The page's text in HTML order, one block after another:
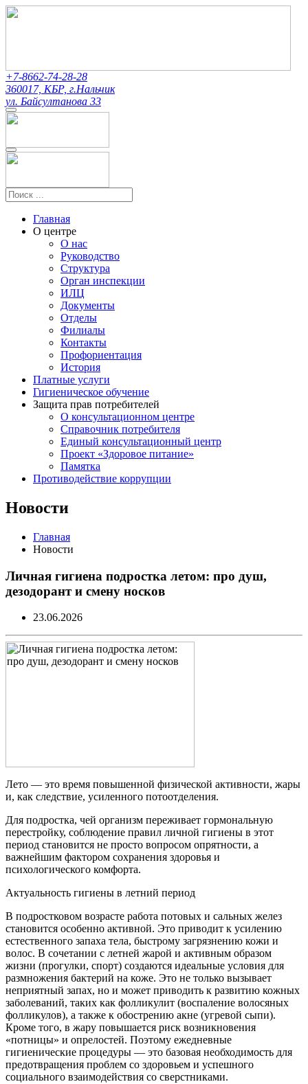
+7-8662-74-28-28
360017, КБР, г.Нальчик
ул. Байсултанова 33
Главная
О центре
О нас
Руководство
Структура
Орган инспекции
ИЛЦ
Документы
Отделы
Филиалы
Контакты
Профориентация
История
Платные услуги
Гигиеническое обучение
Защита прав потребителей
О консультационном центре
Справочник потребителя
Единый консультационный центр
Проект «Здоровое питание»
Памятка
Противодействие коррупции
Новости
Главная
Новости
Личная гигиена подростка летом: про душ,
дезодорант и смену носков
23.06.2026
Лето — это время повышенной физической активности, жары
и, как следствие, усиленного потоотделения.
Для подростка, чей организм переживает гормональную
перестройку, соблюдение правил личной гигиены в этот
период становится не просто вопросом опрятности, а
важнейшим фактором сохранения здоровья и
психологического комфорта.
Актуальность гигиены в летний период
В подростковом возрасте работа потовых и сальных желез
становится особенно активной. Это приводит к усилению
естественного запаха тела, быстрому загрязнению кожи и
волос. В сочетании с летней жарой и активным образом
жизни (прогулки, спорт) создаются идеальные условия для
размножения бактерий на коже. Это не только вызывает
неприятный запах, но и может приводить к развитию кожных
заболеваний, таких как фолликулит (воспаление волосяных
фолликулов), а также к обострению акне (угревой сыпи).
Кроме того, в жару повышается риск возникновения
«потницы» и опрелостей. Поэтому ежедневные
гигиенические процедуры — это базовая необходимость для
предотвращения проблем со здоровьем и успешного
социального взаимодействия со сверстниками.